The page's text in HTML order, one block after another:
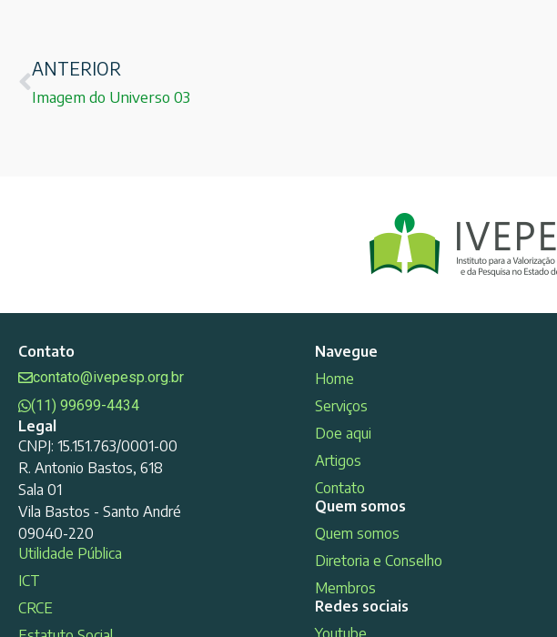
ANTERIOR
Imagem do Universo 03
Contato
contato@ivepesp.org.br
(11) 99699-4434
Legal
CNPJ: 15.151.763/0001-00
R. Antonio Bastos, 618
Sala 01
Vila Bastos - Santo André
09040-220
Utilidade Pública
ICT
CRCE
Navegue
Home
Serviços
Doe aqui
Artigos
Contato
Quem somos
Quem somos
Diretoria e Conselho
Membros
Redes sociais